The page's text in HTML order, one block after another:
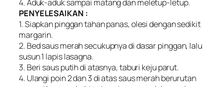
4. Aduk-aduk sampai matang dan meletup-letup.
PENYELESAIKAN :
1. Siapkan pinggan tahan panas, olesi dengan sedikit
margarin.
2. Bed saus merah secukupnya di dasar pinggan, lalu
susun 1 lapis lasagna.
3. Beri saus putih di atasnya, taburi keju parut.
4. Ulangi poin 2 dan 3 di atas saus merah berurutan